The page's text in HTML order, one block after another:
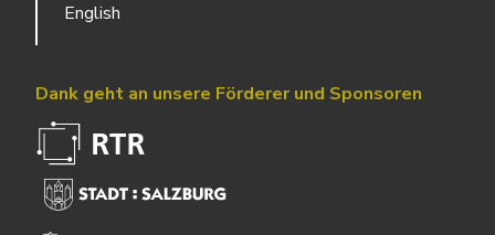
English
Dank geht an unsere Förderer und Sponsoren